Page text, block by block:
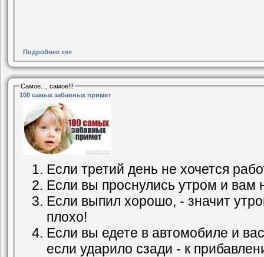
Подробнее »»»
Самое..., самое!!!
100 самых забавных примет
Если третий день не хочется
Если вы проснулись утром и вам
Если выпил хорошо, - значит
плохо!
Если вы едете в автомобиле и
если ударило сзади - к